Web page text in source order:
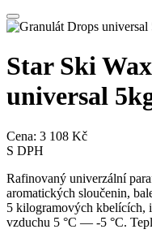
Star Ski
universal
Cena: 3 108 Kč
S DPH
Rafinovaný univerzální
aromatických sloučenin,
5 kilogramových kbelících,
vzduchu 5 °C — -5 °C.